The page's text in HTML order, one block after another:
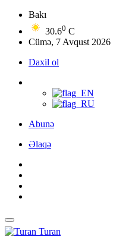
Bakı
30.60 C
Cümə, 7 Avqust 2026
Daxil ol
Abunə
Əlaqə
Turan